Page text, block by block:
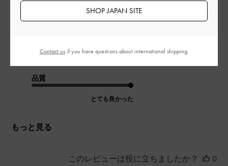
サイズ: その他（シューズ以外） |カラー: ブラック系
とても良かった
品質
とても良かった
もっと見る
このレビューは役に立ちましたか？
0
SHOP JAPAN SITE
Contact usif you have questions about international shipping.